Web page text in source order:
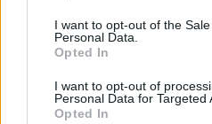
I want to opt-out of the
Personal Data.
Opted In
I want to opt-out of
Personal Data for Targeted
Opted In
BAD-EBNETH-BOY in
Oberfranken
bad-ebneth-boy
Willkommen in New
Zweifel_Airport